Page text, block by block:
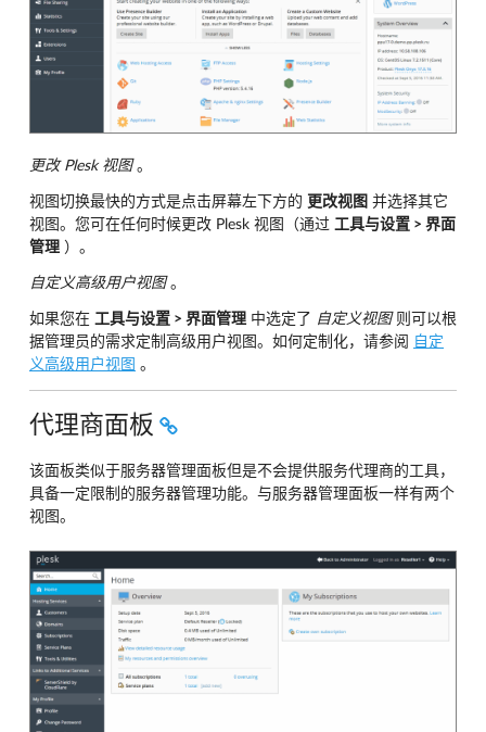
更改 Plesk 视图。
视图切换最快的方式是点击屏幕左下方的 更改视图 并选择其它
视图。您可在任何时候更改 Plesk 视图（通过 工具与设置 > 界面
管理 ）。
自定义高级用户视图。
如果您在 工具与设置 > 界面管理 中选定了 自定义视图则可以根
据管理员的需求定制高级用户视图。如何定制化，请参阅
自定
义高级用户视图 。
代理商面板
该面板类似于服务器管理面板但是不会提供服务代理商的工具，
具备一定限制的服务器管理功能。与服务器管理面板一样有两个
视图。